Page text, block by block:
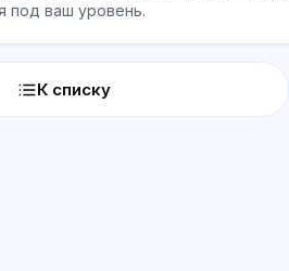
под ваш уровень.
К списку